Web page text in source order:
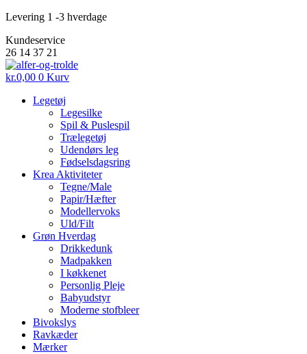
Levering 1 -3 hverdage
Kundeservice
26 14 37 21
kr.0,00 0 Kurv
Legetøj
Legesilke
Spil & Puslespil
Trælegetøj
Udendørs leg
Fødselsdagsring
Krea Aktiviteter
Tegne/Male
Papir/Hæfter
Modellervoks
Uld/Filt
Grøn Hverdag
Drikkedunk
Madpakken
I køkkenet
Personlig Pleje
Babyudstyr
Moderne stofbleer
Bivokslys
Ravkæder
Mærker